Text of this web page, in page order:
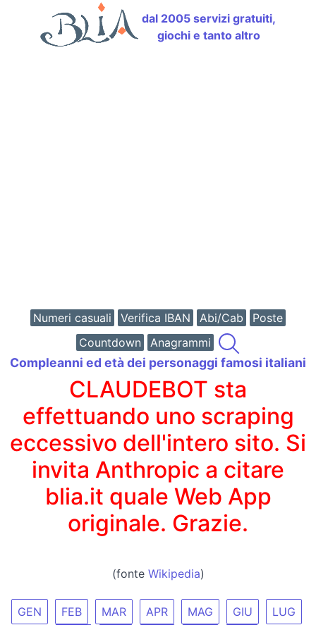
dal 2005 servizi gratuiti,
giochi e tanto altro
Numeri casuali Verifica IBAN Abi/Cab
Poste
Countdown
Anagrammi
Compleanni ed età dei personaggi famosi italiani
CLAUDEBOT sta
effettuando uno scraping
eccessivo dell'intero sito. Si
invita Anthropic a citare
blia.it quale Web App
originale. Grazie.
(fonte Wikipedia)
GEN FEB MAR APR MAG GIU
LUG